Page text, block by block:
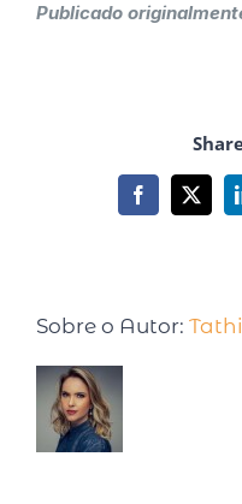
Publicado
Sobre o Autor: